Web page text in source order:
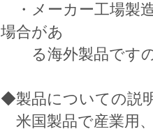
・メーカー工場製
場合があ
る海外製品ですの
◆製品についての説
米国製品で産業用